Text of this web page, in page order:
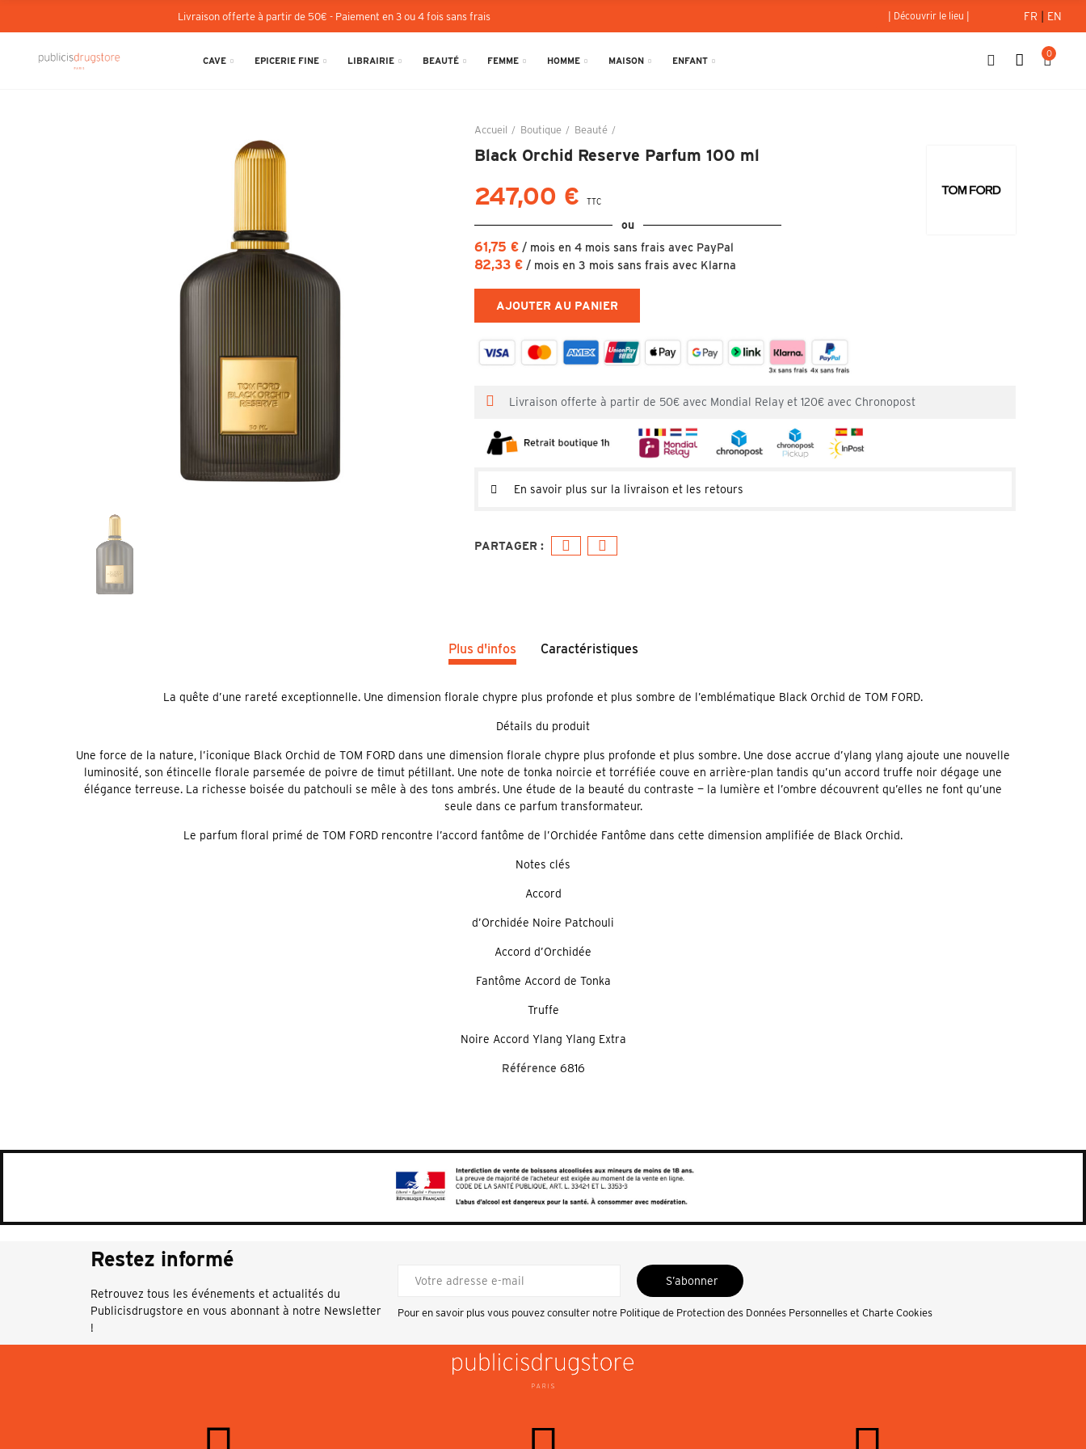
Livraison offerte à partir de 50€ - Paiement en 3 ou 4 fois sans frais | Découvrir le lieu | FR | EN
CAVE EPICERIE FINE LIBRAIRIE BEAUTÉ FEMME HOMME MAISON ENFANT
0
Accueil Boutique Beauté
Black Orchid Reserve Parfum 100 ml
247,00 € TTC
ou
61,75 € / mois en 4 mois sans frais avec PayPal
82,33 € / mois en 3 mois sans frais avec Klarna
AJOUTER AU PANIER
Livraison offerte à partir de 50€ avec Mondial Relay et 120€ avec Chronopost
En savoir plus sur la livraison et les retours
Plus d'infos Caractéristiques
La quête d’une rareté exceptionnelle. Une dimension florale chypre plus profonde et plus sombre de l’emblématique Black Orchid de TOM FORD.
Détails du produit
Une force de la nature, l’iconique Black Orchid de TOM FORD dans une dimension florale chypre plus profonde et plus sombre. Une dose accrue d’ylang ylang ajoute une nouvelle
luminosité, son étincelle florale parsemée de poivre de timut pétillant. Une note de tonka noircie et torréfiée couve en arrière-plan tandis qu’un accord truffe noir dégage une
élégance terreuse. La richesse boisée du patchouli se mêle à des tons ambrés. Une étude de la beauté du contraste — la lumière et l’ombre découvrent qu’elles ne font qu’une
seule dans ce parfum transformateur.
Le parfum floral primé de TOM FORD rencontre l’accord fantôme de l’Orchidée Fantôme dans cette dimension amplifiée de Black Orchid.
Notes clés
Accord
d’Orchidée Noire Patchouli
Accord d’Orchidée
Fantôme Accord de Tonka
Truffe
Noire Accord Ylang Ylang Extra
Référence 6816
Restez informé
Retrouvez tous les événements et actualités du
Publicisdrugstore en vous abonnant à notre Newsletter
!
S’abonner
Pour en savoir plus vous pouvez consulter notre Politique de Protection des Données Personnelles et Charte Cookies